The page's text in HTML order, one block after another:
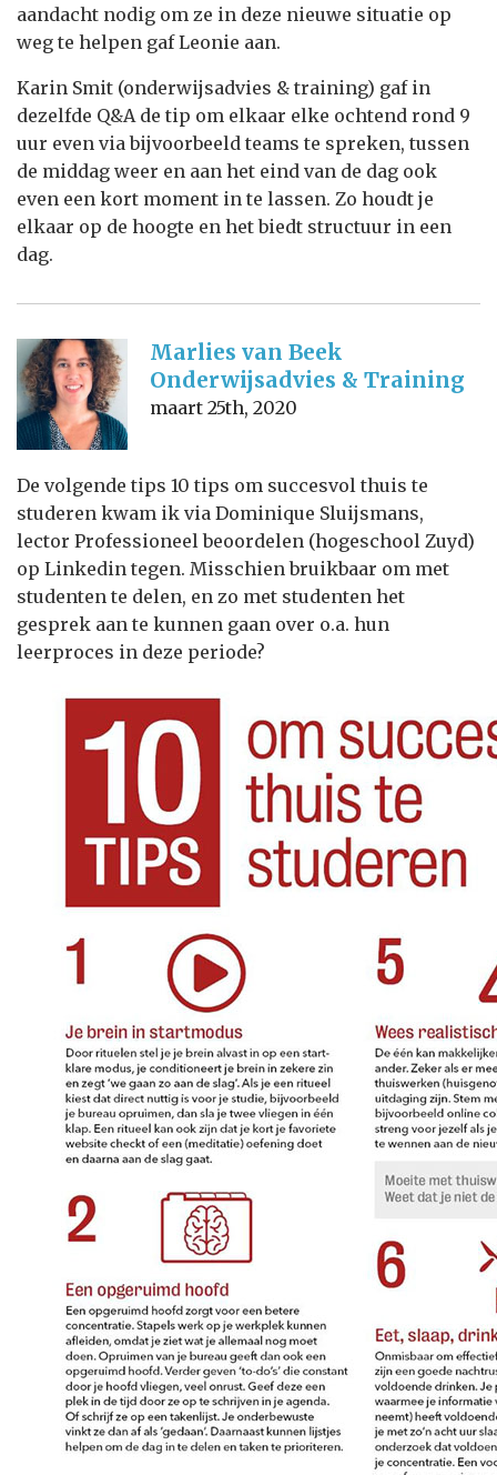
aandacht nodig om ze in deze nieuwe situatie op
weg te helpen gaf Leonie aan.
Karin Smit (onderwijsadvies & training) gaf in
dezelfde Q&A de tip om elkaar elke ochtend rond 9
uur even via bijvoorbeeld teams te spreken, tussen
de middag weer en aan het eind van de dag ook
even een kort moment in te lassen. Zo houdt je
elkaar op de hoogte en het biedt structuur in een
dag.
Marlies van Beek
Onderwijsadvies & Training
maart 25th, 2020
De volgende tips 10 tips om succesvol thuis te
studeren kwam ik via Dominique Sluijsmans,
lector Professioneel beoordelen (hogeschool Zuyd)
op Linkedin tegen. Misschien bruikbaar om met
studenten te delen, en zo met studenten het
gesprek aan te kunnen gaan over o.a. hun
leerproces in deze periode?